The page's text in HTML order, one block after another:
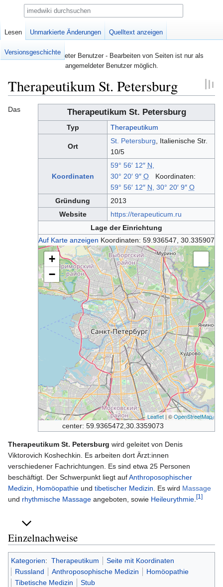
Nicht angemeldeter Benutzer - Bearbeiten von Seiten ist nur als
angemeldeter Benutzer möglich.
Therapeutikum St. Petersburg
Zur
Navigation
Zur
Therapeutikum St. Petersburg
Typ Therapeutikum
Ort
St. Petersburg, Italienische Str.
10/5
Koordinaten
59° 56′ 12″ N,
30° 20′ 9″ O
Koordinaten:
59° 56′ 12″ N, 30° 20′ 9″ O
Gründung
2013
Website
https://terapeuticum.ru
Lage der Einrichtung
Auf Karte anzeigen Koordinaten: 59.936547, 30.335907
+
−
Leaflet| ©OpenStreetMap
center: 59.9365472,30.3359073
Das
Therapeutikum St. Petersburg wird geleitet von Denis
Viktorovich Koshechkin. Es arbeiten dort Ärzt:innen
verschiedener Fachrichtungen. Es sind etwa 25 Personen
beschäftigt. Der Schwerpunkt liegt aufAnthroposophischer
Medizin, Homöopathie und tibetischer Medizin. Es wird Massage
und rhythmische Massage angeboten, sowie Heileurythmie.[1]
Einzelnachweise
Kategorien: Therapeutikum
Seite mit Koordinaten
Russland
Anthroposophische Medizin
Homöopathie
Tibetische Medizin
Stub
Seite Diskussion
Lesen Unmarkierte Änderungen Quelltext anzeigen
Versionsgeschichte
Suche